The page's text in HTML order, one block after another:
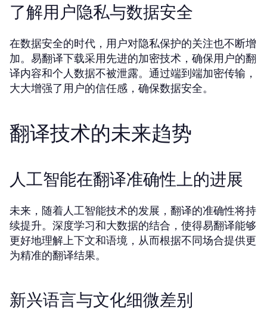
了解用户隐私与数据安全
在数据安全的时代，用户对隐私保护的关注也不断增
加。易翻译下载采用先进的加密技术，确保用户的翻
译内容和个人数据不被泄露。通过端到端加密传输，
大大增强了用户的信任感，确保数据安全。
翻译技术的未来趋势
人工智能在翻译准确性上的进展
未来，随着人工智能技术的发展，翻译的准确性将持
续提升。深度学习和大数据的结合，使得易翻译能够
更好地理解上下文和语境，从而根据不同场合提供更
为精准的翻译结果。
新兴语言与文化细微差别